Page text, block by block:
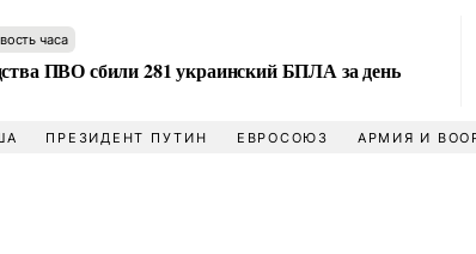
часа
ПВО сбили 281 украинский БПЛА за день
ПРЕЗИДЕНТ ПУТИН ЕВРОСОЮЗ АРМИЯ И